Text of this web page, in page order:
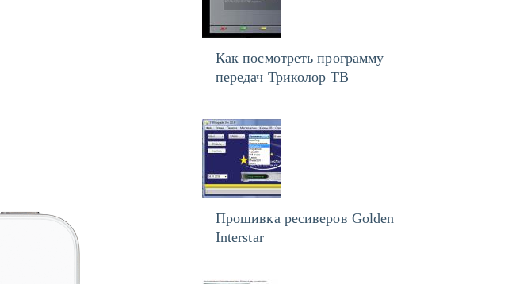
Как посмотреть программу
передач Триколор ТВ
Прошивка ресиверов Golden
Interstar